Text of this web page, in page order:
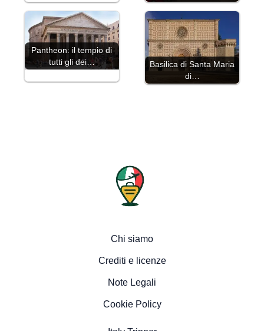
Pantheon: il tempio di
tutti gli dei…
Basilica di Santa Maria
di…
Chi siamo
Crediti e licenze
Note Legali
Cookie Policy